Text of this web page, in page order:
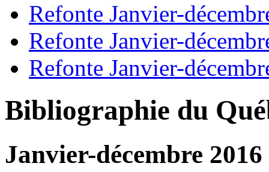
Refonte Janvier-
Refonte Janvier-
Refonte Janvier-
Bibliographie du
Janvier-décembre 2016